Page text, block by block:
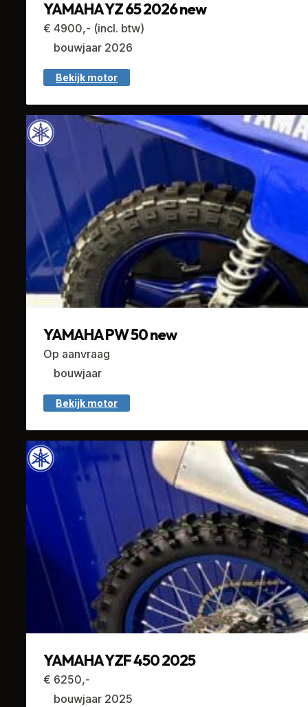
YAMAHA YZ 65 2026 new
€ 4900,- (incl. btw)
bouwjaar 2026
Bekijk motor
YAMAHA PW 50 new
Op aanvraag
bouwjaar
Bekijk motor
YAMAHA YZF 450 2025
€ 6250,-
bouwjaar 2025